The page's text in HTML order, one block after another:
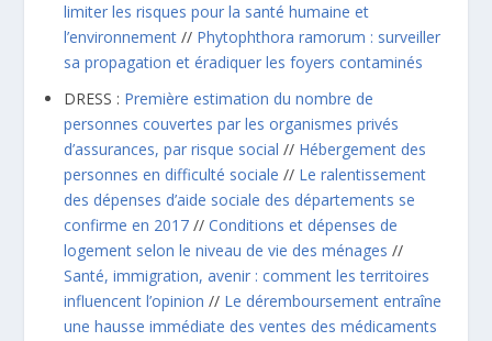
limiter les risques pour la santé humaine et
l’environnement // Phytophthora ramorum : surveiller
sa propagation et éradiquer les foyers contaminés
DRESS : Première estimation du nombre de
personnes couvertes par les organismes privés
d’assurances, par risque social // Hébergement des
personnes en difficulté sociale // Le ralentissement
des dépenses d’aide sociale des départements se
confirme en 2017 //Conditions et dépenses de
logement selon le niveau de vie des ménages //
Santé, immigration, avenir : comment les territoires
influencent l’opinion // Le déremboursement entraîne
une hausse immédiate des ventes des médicaments